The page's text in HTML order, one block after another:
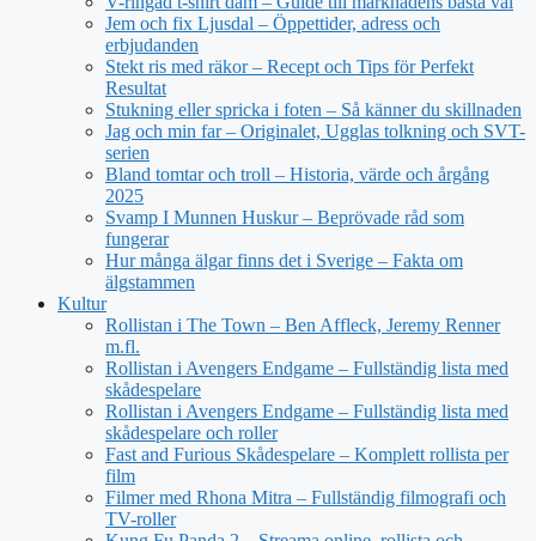
Jem och fix Ljusdal – Öppettider, adress och
erbjudanden
Stekt ris med räkor – Recept och Tips för Perfekt
Resultat
Stukning eller spricka i foten – Så känner du skillnaden
Jag och min far – Originalet, Ugglas tolkning och SVT-
serien
Bland tomtar och troll – Historia, värde och årgång
2025
Svamp I Munnen Huskur – Beprövade råd som
fungerar
Hur många älgar finns det i Sverige – Fakta om
älgstammen
Kultur
Rollistan i The Town – Ben Affleck, Jeremy Renner
m.fl.
Rollistan i Avengers Endgame – Fullständig lista med
skådespelare
Rollistan i Avengers Endgame – Fullständig lista med
skådespelare och roller
Fast and Furious Skådespelare – Komplett rollista per
film
Filmer med Rhona Mitra – Fullständig filmografi och
TV-roller